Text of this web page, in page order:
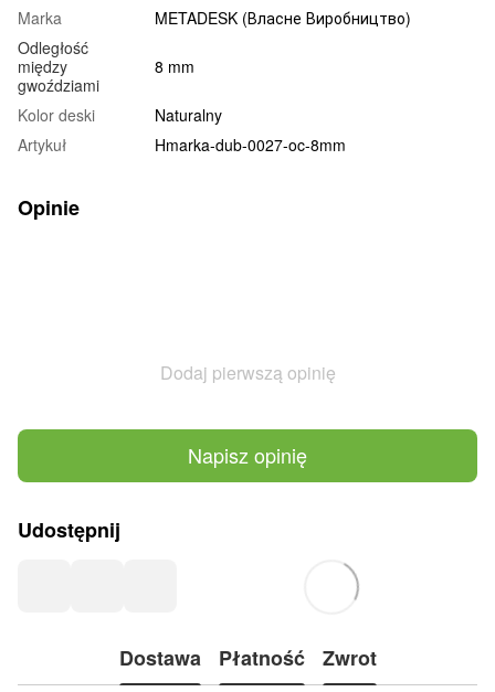
Marka
METADESK (Власне Виробництво)
Odległość
między
gwoździami
8 mm
Kolor deski
Naturalny
Artykuł
Hmarka-dub-0027-oc-8mm
Opinie
Dodaj pierwszą opinię
Napisz opinię
Udostępnij
Dostawa Płatność Zwrot